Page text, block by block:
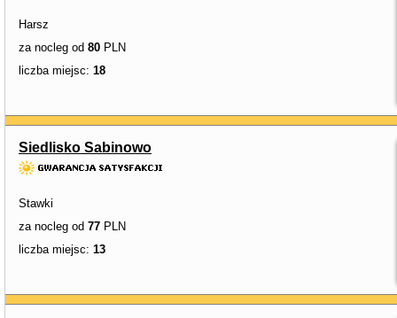
Harsz
za nocleg od 80 PLN
liczba miejsc: 18
Siedlisko Sabinowo
Stawki
za nocleg od 77 PLN
liczba miejsc: 13